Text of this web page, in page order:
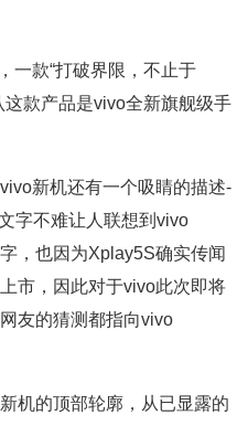
一款“打破界限，不止于
款产品是vivo全新旗舰级手
新机还有一个吸睛的描述-
字不难让人联想到vivo
，也因为Xplay5S确实传闻
市，因此对于vivo此次即将
友的猜测都指向vivo
机的顶部轮廓，从已显露的